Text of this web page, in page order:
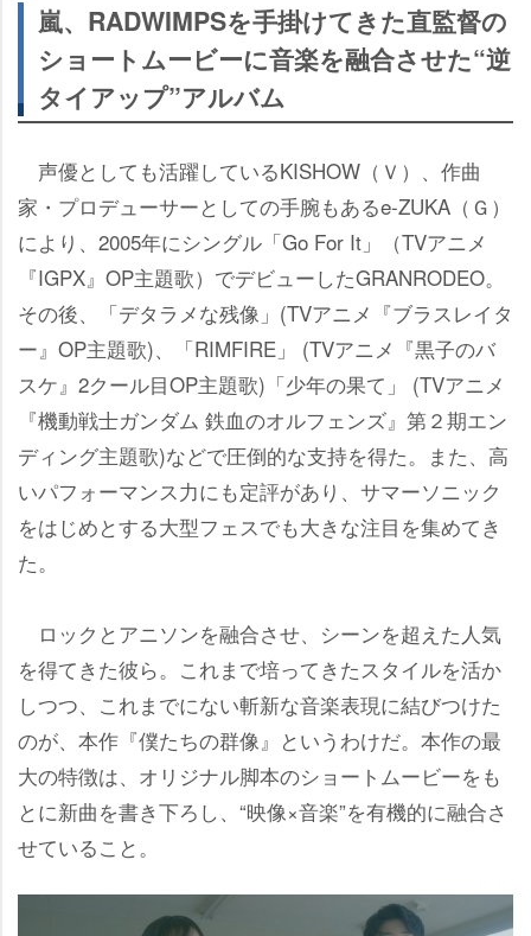
嵐、RADWIMPSを手掛けてきた直監督の
ショートムービーに音楽を融合させた“逆
タイアップ”アルバム
声優としても活躍しているKISHOW（Ｖ）、作曲
家・プロデューサーとしての手腕もあるe-ZUKA（Ｇ）
により、2005年にシングル「Go For It」（TVアニメ
『IGPX』OP主題歌）でデビューしたGRANRODEO。
その後、「デタラメな残像」(TVアニメ『ブラスレイタ
ー』OP主題歌)、「RIMFIRE」 (TVアニメ『黒子のバ
スケ』2クール目OP主題歌)「少年の果て」 (TVアニメ
『機動戦士ガンダム 鉄血のオルフェンズ』第２期エン
ディング主題歌)などで圧倒的な支持を得た。また、高
いパフォーマンス力にも定評があり、サマーソニック
をはじめとする大型フェスでも大きな注目を集めてき
た。
ロックとアニソンを融合させ、シーンを超えた人気
を得てきた彼ら。これまで培ってきたスタイルを活か
しつつ、これまでにない斬新な音楽表現に結びつけた
のが、本作『僕たちの群像』というわけだ。本作の最
大の特徴は、オリジナル脚本のショートムービーをも
とに新曲を書き下ろし、“映像×音楽”を有機的に融合さ
せていること。